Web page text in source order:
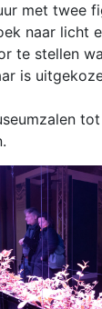
met twee
naar licht
te stellen
is